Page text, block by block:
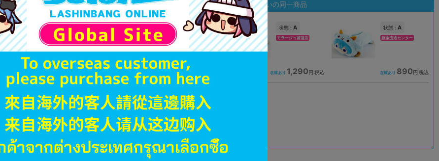
状態違いの同一商品
状態 : A
オンライン
在庫あり 999
状態 : A
モラージュ菖蒲店
在庫あり 1,290円 税込
状態 : A
新座流通センター
在庫あり 890円 税込
新入荷 状態 :A
郡山店
在庫あり 1,290 円 税込